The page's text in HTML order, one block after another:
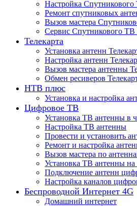
Настройка
Ремонт спутниковых
Вызов мастера
Сервис Спутникового
Телекарта
Установка антенн
Настройка антенн
Вызов мастера антенны
Обмен ресиверов
НТВ плюс
Установка и настройка
Цифровое ТВ
Установка ТВ антенны в
Настройка ТВ антенны
Провести и установить
Ремонт и настройка
Вызов мастера по
Установка ТВ антенны
Подключение антенн
Настройка каналов
Беспроводной Интернет 4G
Домашний интернет